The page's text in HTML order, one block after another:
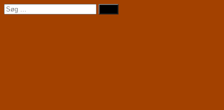
Videre
til
Søg
efter: